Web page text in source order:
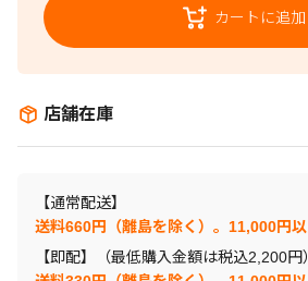
カートに追加
店舗在庫
【通常配送】
送料660円（離島を除く）。11,000円
【即配】（最低購入金額は税込2,200円）